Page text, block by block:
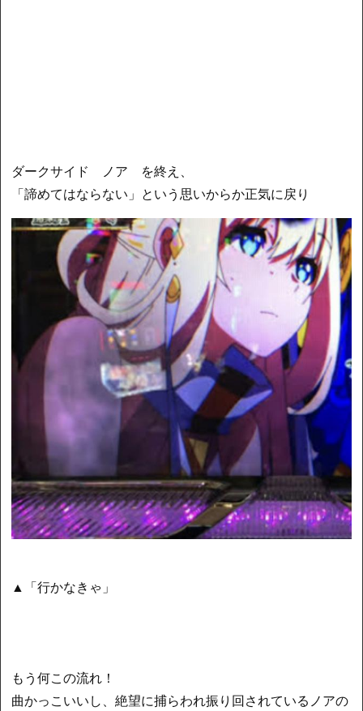
ダークサイド ノア を終え、
「諦めてはならない」という思いからか正気に戻り
▲「行かなきゃ」
もう何この流れ！
曲かっこいいし、絶望に捕らわれ振り回されているノアの